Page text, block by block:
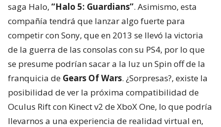
saga Halo, “Halo 5: Guardians”. Asimismo, esta
compañía tendrá que lanzar algo fuerte para
competir con Sony, que en 2013 se llevó la victoria
de la guerra de las consolas con su PS4, por lo que
se presume podrían sacar a la luz un Spin off de la
franquicia de Gears Of Wars. ¿Sorpresas?, existe la
posibilidad de ver la próxima compatibilidad de
Oculus Rift con Kinect v2 de XboX One, lo que podría
llevarnos a una experiencia de realidad virtual en,